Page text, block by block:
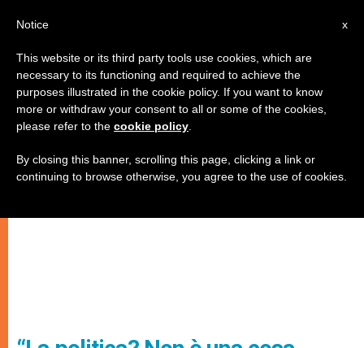
x
Notice
This website or its third party tools use cookies, which are
necessary to its functioning and required to achieve the
purposes illustrated in the cookie policy. If you want to know
more or withdraw your consent to all or some of the cookies,
please refer to the cookie policy
By closing this banner, scrolling this page, clicking a link or
continuing to browse otherwise, you agree to the use of cookies.